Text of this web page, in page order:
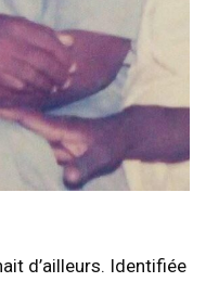
d’ailleurs. Identifiée